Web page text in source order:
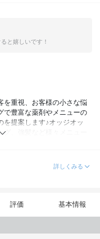
と嬉しいです！
重視、お客様の小さな悩
で豊富な薬剤やメニューの
を提案します♪オッジオッ
グ、強髪など様々メニュー
詳しくみる
評価 基本情報